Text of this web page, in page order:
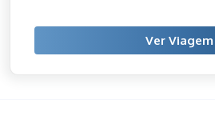
Ver Viagem